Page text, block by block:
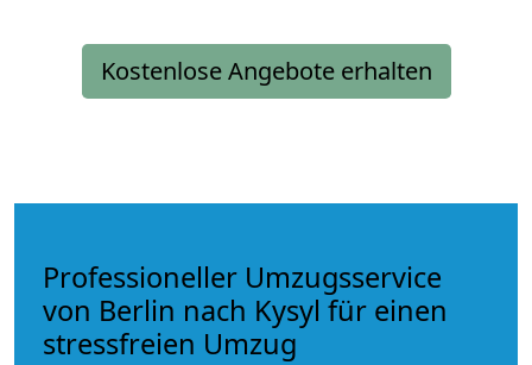
Kostenlose Angebote erhalten
Professioneller Umzugsservice
von Berlin nach Kysyl für einen
stressfreien Umzug